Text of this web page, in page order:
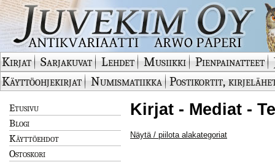
Kirjat Sarjakuvat Lehdet Musiikki Pienpainatteet
Käyttöohjekirjat
Numismatiikka Postikortit,
Etusivu
Blogi
Käyttöehdot
Ostoskori
Kirjat - Mediat -
Näytä / piilota alakategoriat